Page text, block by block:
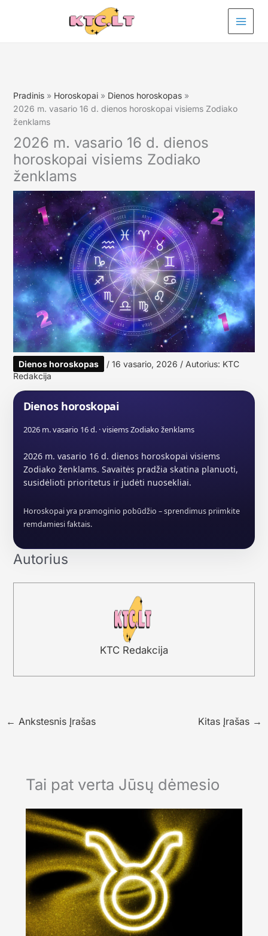
Pradinis Horoskopai
Dienos horoskopas
2026 m. vasario 16 d. dienos horoskopai visiems Zodiako
ženklams
2026 m. vasario 16 d. dienos
horoskopai visiems Zodiako
ženklams
Dienos horoskopas / 16 vasario, 2026 / Autorius: KTC
Redakcija
Dienos horoskopai
2026 m. vasario 16 d. · visiems Zodiako ženklams
2026 m. vasario 16 d. dienos horoskopai visiems
Zodiako ženklams. Savaitės pradžia skatina planuoti,
susidėlioti prioritetus ir judėti nuosekliai.
Horoskopai yra pramoginio pobūdžio – sprendimus priimkite
remdamiesi faktais.
Autorius
KTC Redakcija
← Ankstesnis Įrašas Kitas Įrašas →
Tai pat verta Jūsų dėmesio